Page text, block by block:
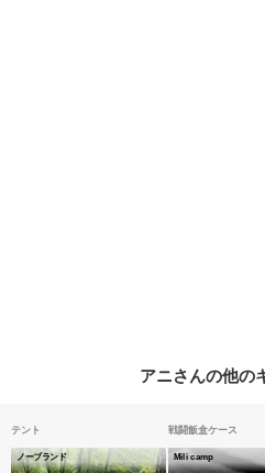
アニさんの他の
テント
ノーブランド
戦闘飯盒ケース
Mili camp